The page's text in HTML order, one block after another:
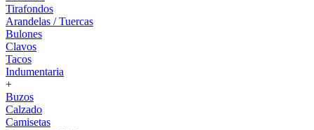
Tirafondos
Arandelas / Tuercas
Bulones
Clavos
Tacos
Indumentaria
+
Buzos
Calzado
Camisetas